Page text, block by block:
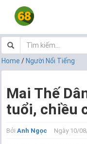
Home / Người Nổi Tiếng
Mai Thế
tuổi, chiều
Bởi Anh Ngọc Ngày 10/